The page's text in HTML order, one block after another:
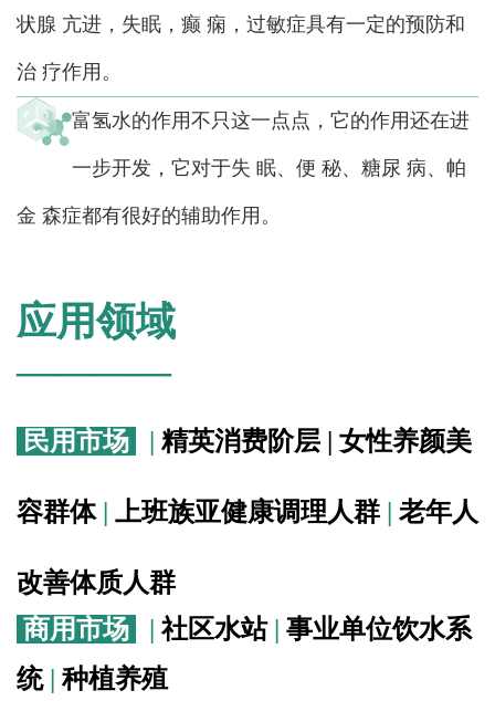
状腺 亢进，失眠，癫 痫，过敏症具有一定的预防和
治 疗作用。
富氢水的作用不只这一点点，它的作用还在进
一步开发，它对于失 眠、便 秘、糖尿 病、帕
金 森症都有很好的辅助作用。
应用领域
————
民用市场 | 精英消费阶层 | 女性养颜美
容群体| 上班族亚健康调理人群 | 老年人
改善体质人群
商用市场
| 社区水站| 事业单位饮水系
统| 种植养殖